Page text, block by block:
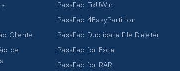
Cliente
de
PassFab FixUWin
PassFab 4EasyPartition
PassFab Duplicate File Deleter
PassFab for Excel
PassFab for RAR